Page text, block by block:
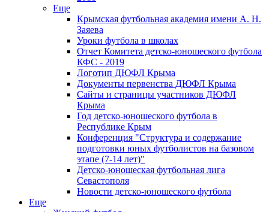
Еще
Крымская футбольная академия имени А. Н.
Заяева
Уроки футбола в школах
Отчет Комитета детско-юношеского футбола
КФС - 2019
Логотип ДЮФЛ Крыма
Документы первенства ДЮФЛ Крыма
Сайты и страницы участников ДЮФЛ
Крыма
Год детско-юношеского футбола в
Республике Крым
Конференция "Структура и содержание
подготовки юных футболистов на базовом
этапе (7-14 лет)"
Детско-юношеская футбольная лига
Севастополя
Новости детско-юношеского футбола
Еще